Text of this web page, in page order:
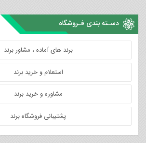
دسـته بندی فـروشگاه
برند های آماده ، مشاور برند
استعلام و خرید برند
مشاوره و خرید برند
پشتیبانی فروشگاه برند